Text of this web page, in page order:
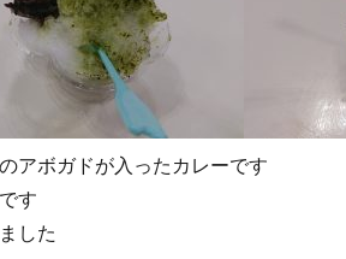
アボガドが入ったカレーです
す
した